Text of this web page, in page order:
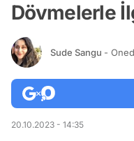
Dövmelerle
Sude Sangu -
20.10.2023 - 14:35